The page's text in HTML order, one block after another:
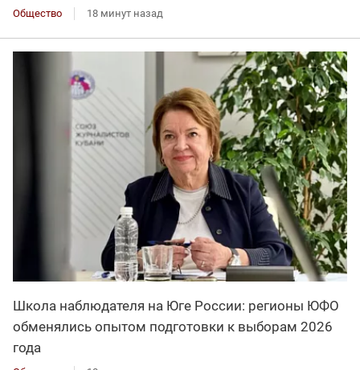
Общество 18 минут назад
Школа наблюдателя на Юге России: регионы ЮФО
обменялись опытом подготовки к выборам 2026
года